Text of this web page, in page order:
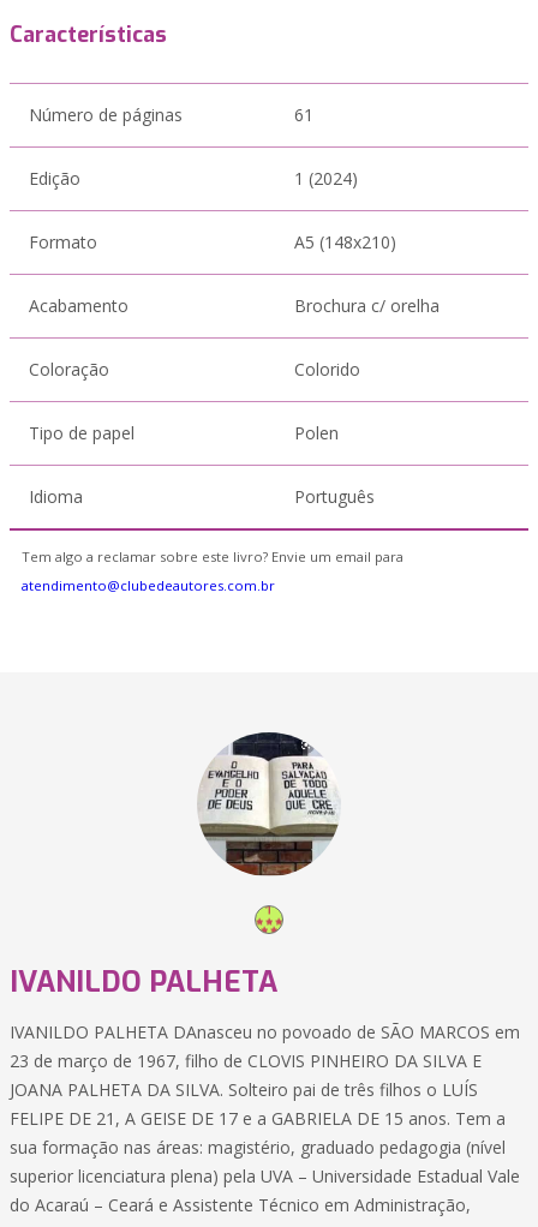
Características
Número de páginas 61
Edição 1 (2024)
Formato A5 (148x210)
Acabamento Brochura c/ orelha
Coloração Colorido
Tipo de papel Polen
Idioma Português
Tem algo a reclamar sobre este livro? Envie um email para
atendimento@clubedeautores.com.br
IVANILDO PALHETA
IVANILDO PALHETA DAnasceu no povoado de SÃO MARCOS em
23 de março de 1967, filho de CLOVIS PINHEIRO DA SILVA E
JOANA PALHETA DA SILVA. Solteiro pai de três filhos o LUÍS
FELIPE DE 21, A GEISE DE 17 e a GABRIELA DE 15 anos. Tem a
sua formação nas áreas: magistério, graduado pedagogia (nível
superior licenciatura plena) pela UVA – Universidade Estadual Vale
do Acaraú – Ceará e Assistente Técnico em Administração,